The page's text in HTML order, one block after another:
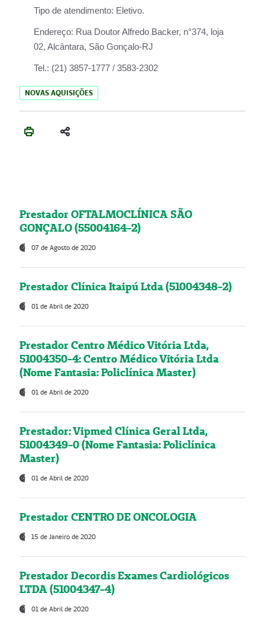
Tipo de atendimento: Eletivo.
Endereço: Rua Doutor Alfredo Backer, n°374, loja
02, Alcântara, São Gonçalo-RJ
Tel.: (21) 3857-1777 / 3583-2302
NOVAS AQUISIÇÕES
Prestador OFTALMOCLÍNICA SÃO
GONÇALO (55004164-2)
07 de Agosto de 2020
Prestador Clínica Itaipú Ltda (51004348-2)
01 de Abril de 2020
Prestador Centro Médico Vitória Ltda,
51004350-4: Centro Médico Vitória Ltda
(Nome Fantasia: Policlínica Master)
01 de Abril de 2020
Prestador: Vipmed Clínica Geral Ltda,
51004349-0 (Nome Fantasia: Policlínica
Master)
01 de Abril de 2020
Prestador CENTRO DE ONCOLOGIA
15 de Janeiro de 2020
Prestador Decordis Exames Cardiológicos
LTDA (51004347-4)
01 de Abril de 2020